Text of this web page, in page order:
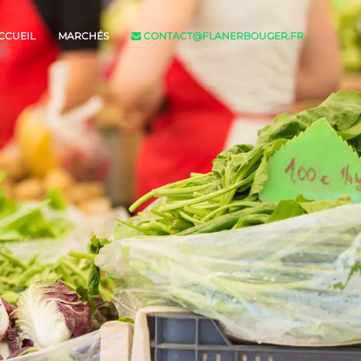
MARCHÉS CONTACT@FLANERBOUGER.FR